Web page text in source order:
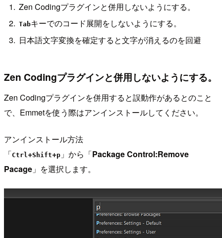
Zen Codingプラグインと併用しないようにする。
Tabキーでのコード展開をしないようにする。
日本語文字変換を確定すると文字が消えるのを回避
Zen Codingプラグインと併用しないようにする。
Zen Codingプラグインを併用すると誤動作があるとのこと
で、Emmetを使う際はアンインストールしてください。
アンインストール方法
「Ctrl+Shift+p 」から「Package Control:Remove
Pacage 」を選択します。